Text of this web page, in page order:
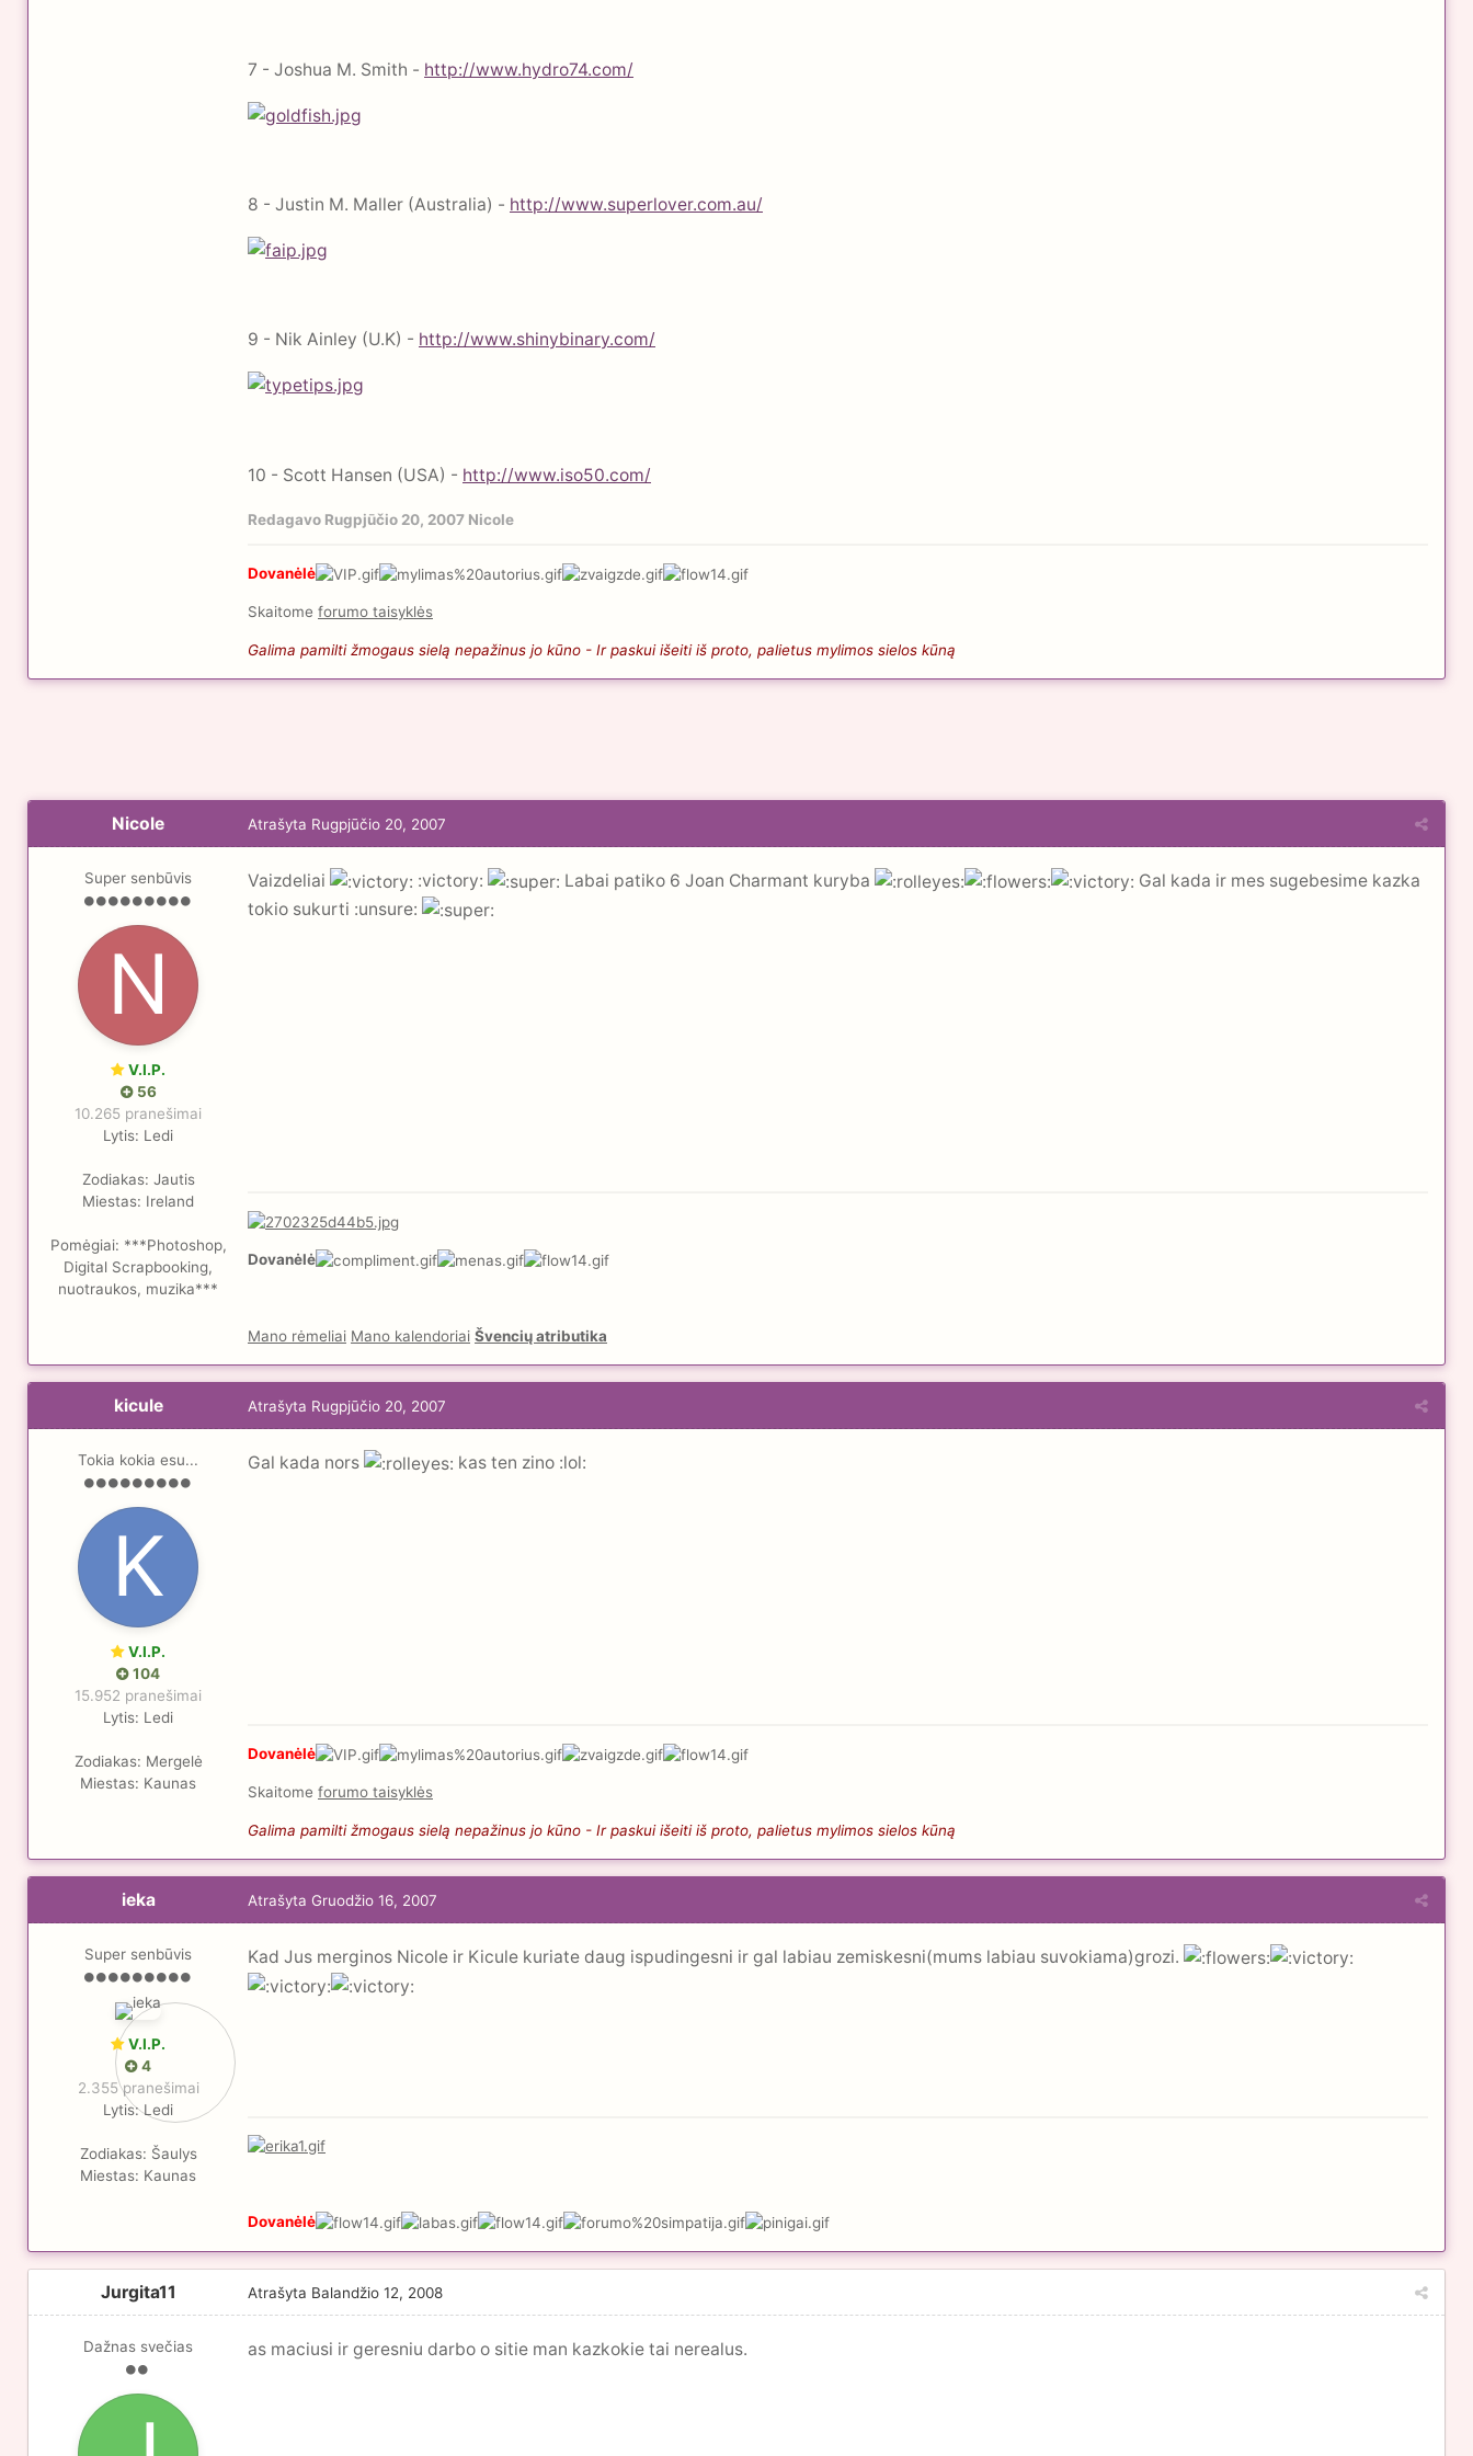
7 - Joshua M. Smith - http://www.hydro74.com/
8 - Justin M. Maller (Australia) - http://www.superlover.com.au/
9 - Nik Ainley (U.K) - http://www.shinybinary.com/
10 - Scott Hansen (USA) - http://www.iso50.com/
Redagavo Rugpjūčio 20, 2007 Nicole
Dovanėlė
Skaitome forumo taisyklės
Galima pamilti žmogaus sielą nepažinus jo kūno - Ir paskui išeiti iš proto, palietus mylimos sielos kūną
Nicole
Super senbūvis
V.I.P.
56
10.265 pranešimai
Lytis: Ledi
Zodiakas: Jautis
Miestas: Ireland
Pomėgiai: ***Photoshop,
Digital Scrapbooking,
nuotraukos, muzika***
Atrašyta Rugpjūčio 20, 2007
Vaizdeliai :victory: Labai patiko 6 Joan Charmant kuryba
Gal kada ir mes sugebesime kazka
tokio sukurti :unsure:
Dovanėlė
Mano rėmeliai Mano kalendoriai Švencių atributika
kicule
Tokia kokia esu...
V.I.P.
104
15.952 pranešimai
Lytis: Ledi
Zodiakas: Mergelė
Miestas: Kaunas
Atrašyta Rugpjūčio 20, 2007
Gal kada nors kas ten zino :lol:
Dovanėlė
Skaitome forumo taisyklės
Galima pamilti žmogaus sielą nepažinus jo kūno - Ir paskui išeiti iš proto, palietus mylimos sielos kūną
ieka
Super senbūvis
V.I.P.
4
2.355 pranešimai
Lytis: Ledi
Zodiakas: Šaulys
Miestas: Kaunas
Atrašyta Gruodžio 16, 2007
Kad Jus merginos Nicole ir Kicule kuriate daug ispudingesni ir gal labiau zemiskesni(mums labiau suvokiama)grozi.
Dovanėlė
Jurgita11
Dažnas svečias
Atrašyta Balandžio 12, 2008
as maciusi ir geresniu darbo o sitie man kazkokie tai nerealus.